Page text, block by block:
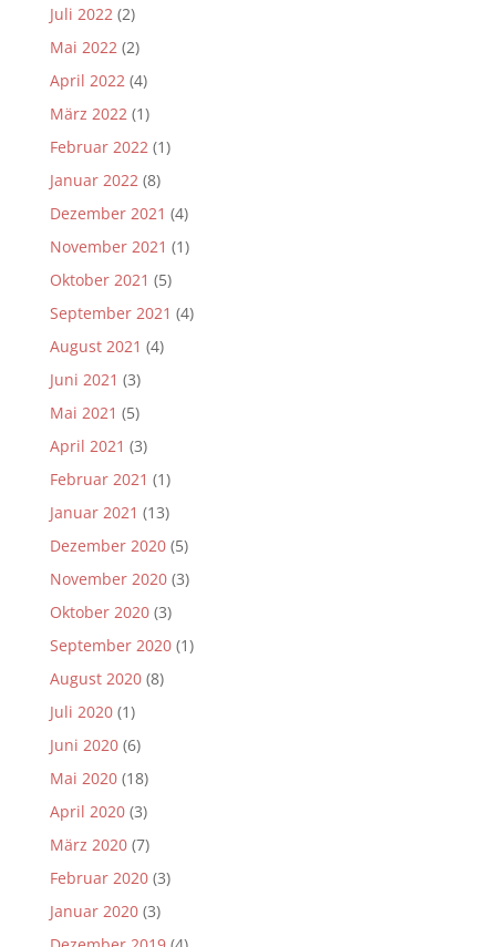
Juli 2022 (2)
Mai 2022 (2)
April 2022 (4)
März 2022 (1)
Februar 2022 (1)
Januar 2022 (8)
Dezember 2021 (4)
November 2021 (1)
Oktober 2021 (5)
September 2021 (4)
August 2021 (4)
Juni 2021 (3)
Mai 2021 (5)
April 2021 (3)
Februar 2021 (1)
Januar 2021 (13)
Dezember 2020(5)
November 2020(3)
Oktober 2020(3)
September 2020(1)
August 2020(8)
Juli 2020(1)
Juni 2020(6)
Mai 2020(18)
April 2020(3)
März 2020(7)
Februar 2020(3)
Januar 2020(3)